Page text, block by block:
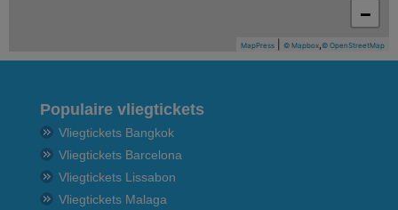
−
MapPress © Mapbox © OpenStreetMap
Populaire vliegtickets
Vliegtickets Bangkok
Vliegtickets Barcelona
Vliegtickets Lissabon
Vliegtickets Malaga